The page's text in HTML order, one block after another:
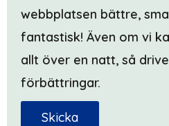
webbplatsen bättre,
fantastisk! Även om vi
allt över en natt, så
förbättringar.
Skicka